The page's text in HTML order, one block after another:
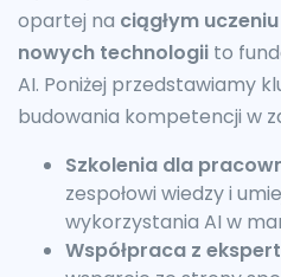
opartej na ciągłym
nowych technologii to
AI. Poniżej przedstawiamy
budowania kompetencji w
Szkolenia dla
zespołowi wiedzy i
wykorzystania AI w
Współpraca z